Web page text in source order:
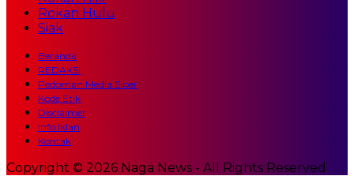
Rokan Hulu
Siak
Beranda
REDAKSI
Pedoman Media Siber
Kode Etik
Disclaimer
Info Iklan
Kontak
Copyright © 2026 Naga News - All Rights Reserved